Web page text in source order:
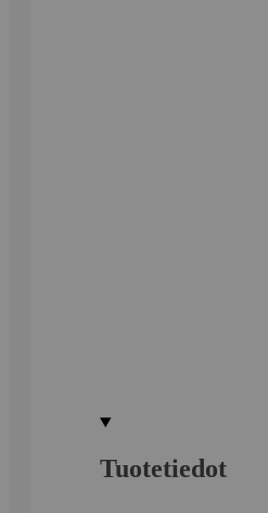
Tuotetiedot